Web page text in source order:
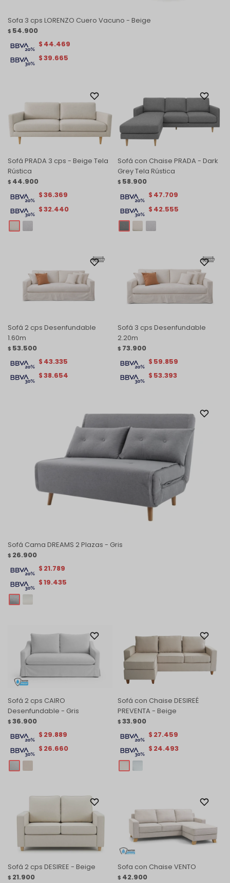
Sofa 3 cps LORENZO Cuero Vacuno - Beige
$ 54.900
$39.665
$ 44.469
Sofá PRADA 3 cps - Beige Tela
Rústica
$ 44.900
$32.440
$36.369
Sofá con Chaise PRADA - Dark
Grey Tela Rústica
$ 58.900
$ 42.555
$ 47.709
Sofá 2 cps Desenfundable
1.60m
$ 53.500
$38.654
$ 43.335
Sofá 3 cps Desenfundable
2.20m
$ 73.900
$ 53.393
$ 59.859
Sofá Cama DREAMS 2 Plazas - Gris
$ 26.900
$19.435
$ 21.789
Sofá 2 cps CAIRO
Desenfundable - Gris
$ 36.900
$ 26.660
$ 29.889
Sofá con Chaise DESIREÉ
PREVENTA - Beige
$ 33.900
$ 24.493
$ 27.459
Sofá 2 cps DESIREE - Beige
$ 21.900
Sofa con Chaise VENTO
$ 42.900